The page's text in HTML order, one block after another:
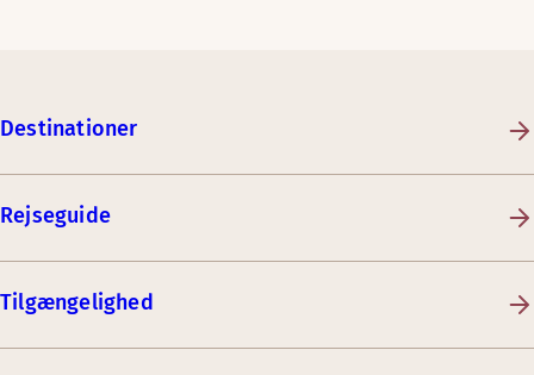
Destinationer
Rejseguide
Tilgængelighed